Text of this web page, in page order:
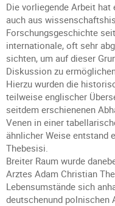
Die vorliegende Arbeit
auch aus
Forschungsgeschichte
internationale, oft sehr
sichten, um auf dieser
Diskussion zu
Hierzu wurden die
teilweise englischer
seitdem erschienenen
Venen in einer
ähnlicher Weise entstand
Thebesisi.
Breiter Raum wurde
Arztes Adam Christian
Lebensumstände sich
deutschenund polnischen